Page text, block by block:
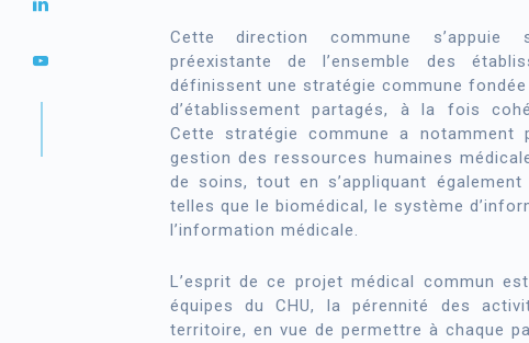
Cette direction commune s’appuie
préexistante de l’ensemble des
définissent une stratégie commune
d’établissement partagés, à la fois
Cette stratégie commune a notamment
gestion des ressources humaines
de soins, tout en s’appliquant
telles que le biomédical, le système
l’information médicale.
L’esprit de ce projet médical commun est
équipes du CHU, la pérennité des
territoire, en vue de permettre à chaque